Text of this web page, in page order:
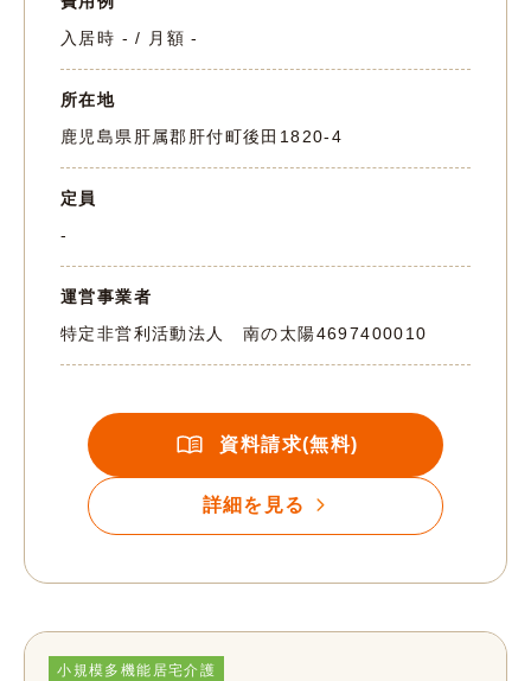
入居時 - / 月額 -
所在地
鹿児島県肝属郡肝付町後田1820-4
定員
-
運営事業者
特定非営利活動法人 南の太陽4697400010
資料請求(無料)
詳細を見る
小規模多機能居宅介護